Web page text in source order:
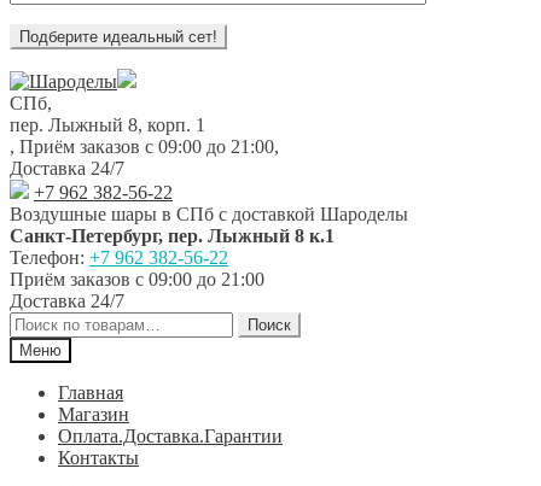
Перейти
к
навигации
Перейти
к
содержимому
СПб,
пер. Лыжный 8, корп. 1
, Приём заказов с 09:00 до 21:00,
Доставка 24/7
+7 962 382-56-22
Воздушные шары в СПб с доставкой Шароделы
Санкт-Петербург, пер. Лыжный 8 к.1
Телефон: +7 962 382-56-22
Приём заказов с 09:00 до 21:00
Доставка 24/7
Искать:
Поиск
Меню
Главная
Магазин
Оплата.Доставка.Гарантии
Контакты